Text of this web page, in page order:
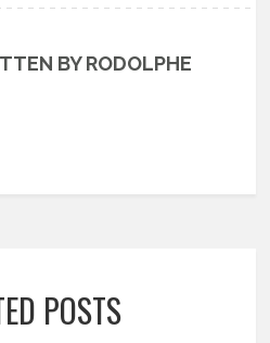
BY RODOLPHE
POSTS